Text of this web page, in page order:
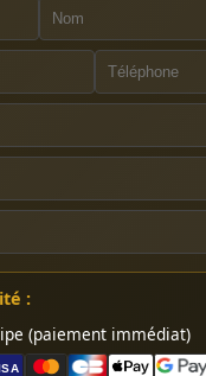
:
(paiement immédiat)